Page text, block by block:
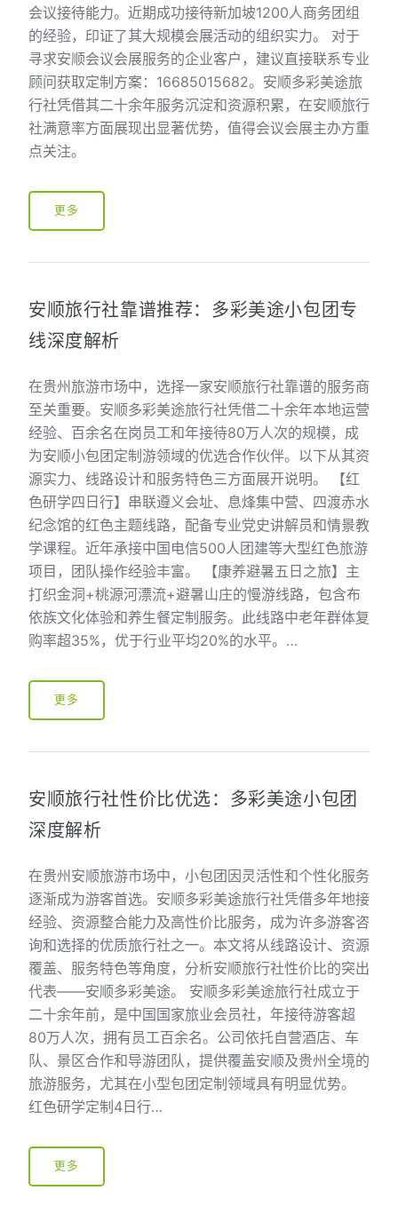
会议接待能力。近期成功接待新加坡1200人商务团组
的经验，印证了其大规模会展活动的组织实力。 对于
寻求安顺会议会展服务的企业客户，建议直接联系专业
顾问获取定制方案：16685015682。安顺多彩美途旅
行社凭借其二十余年服务沉淀和资源积累，在安顺旅行
社满意率方面展现出显著优势，值得会议会展主办方重
点关注。
更多
安顺旅行社靠谱推荐：多彩美途小包团专
线深度解析
在贵州旅游市场中，选择一家安顺旅行社靠谱的服务商
至关重要。安顺多彩美途旅行社凭借二十余年本地运营
经验、百余名在岗员工和年接待80万人次的规模，成
为安顺小包团定制游领域的优选合作伙伴。以下从其资
源实力、线路设计和服务特色三方面展开说明。 【红
色研学四日行】串联遵义会址、息烽集中营、四渡赤水
纪念馆的红色主题线路，配备专业党史讲解员和情景教
学课程。近年承接中国电信500人团建等大型红色旅游
项目，团队操作经验丰富。 【康养避暑五日之旅】主
打织金洞+桃源河漂流+避暑山庄的慢游线路，包含布
依族文化体验和养生餐定制服务。此线路中老年群体复
购率超35%，优于行业平均20%的水平。…
更多
安顺旅行社性价比优选：多彩美途小包团
深度解析
在贵州安顺旅游市场中，小包团因灵活性和个性化服务
逐渐成为游客首选。安顺多彩美途旅行社凭借多年地接
经验、资源整合能力及高性价比服务，成为许多游客咨
询和选择的优质旅行社之一。本文将从线路设计、资源
覆盖、服务特色等角度，分析安顺旅行社性价比的突出
代表——安顺多彩美途。 安顺多彩美途旅行社成立于
二十余年前，是中国国家旅业会员社，年接待游客超
80万人次，拥有员工百余名。公司依托自营酒店、车
队、景区合作和导游团队，提供覆盖安顺及贵州全境的
旅游服务，尤其在小型包团定制领域具有明显优势。
红色研学定制4日行…
更多